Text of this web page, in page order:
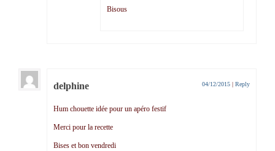
Bisous
delphine 04/12/2015 | Reply
Hum chouette idée pour un apéro festif
Merci pour la recette
Bises et bon vendredi